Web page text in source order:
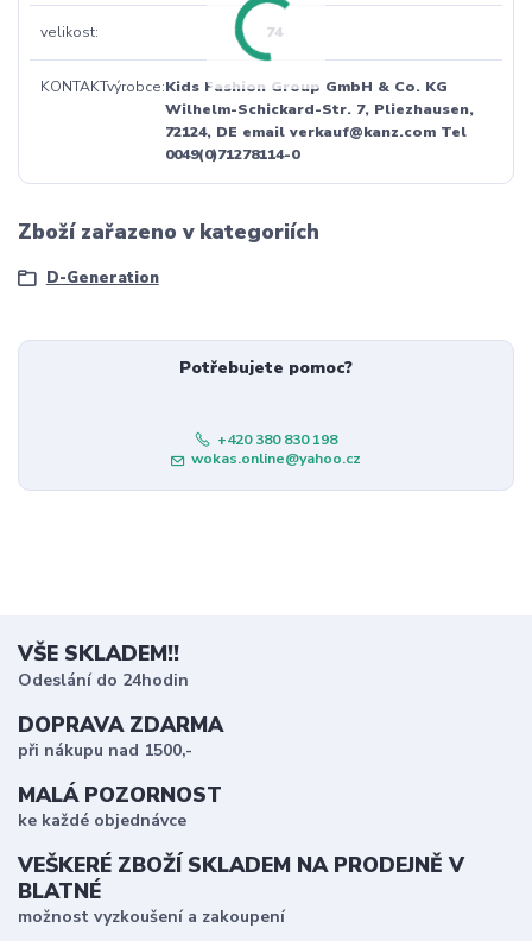
velikost 74
KONTAKTvýrobce Kids Fashion Group GmbH & Co. KG
Wilhelm-Schickard-Str. 7, Pliezhausen,
72124, DE email verkauf@kanz.com Tel
0049(0)71278114-0
Zboží zařazeno v kategoriích
D-Generation
Potřebujete pomoc?
+420 380 830 198
wokas.online@yahoo.cz
VŠE SKLADEM!!
Odeslání do 24hodin
DOPRAVA ZDARMA
při nákupu nad 1500,-
MALÁ POZORNOST
ke každé objednávce
VEŠKERÉ ZBOŽÍ SKLADEM NA PRODEJNĚ V
BLATNÉ
možnost vyzkoušení a zakoupení